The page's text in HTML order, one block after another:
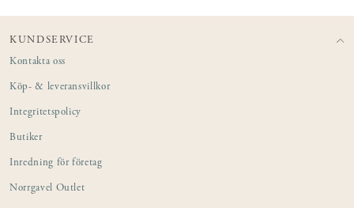
KUNDSERVICE
Kontakta oss
Köp- & leveransvillkor
Integritetspolicy
Butiker
Inredning för företag
Norrgavel Outlet